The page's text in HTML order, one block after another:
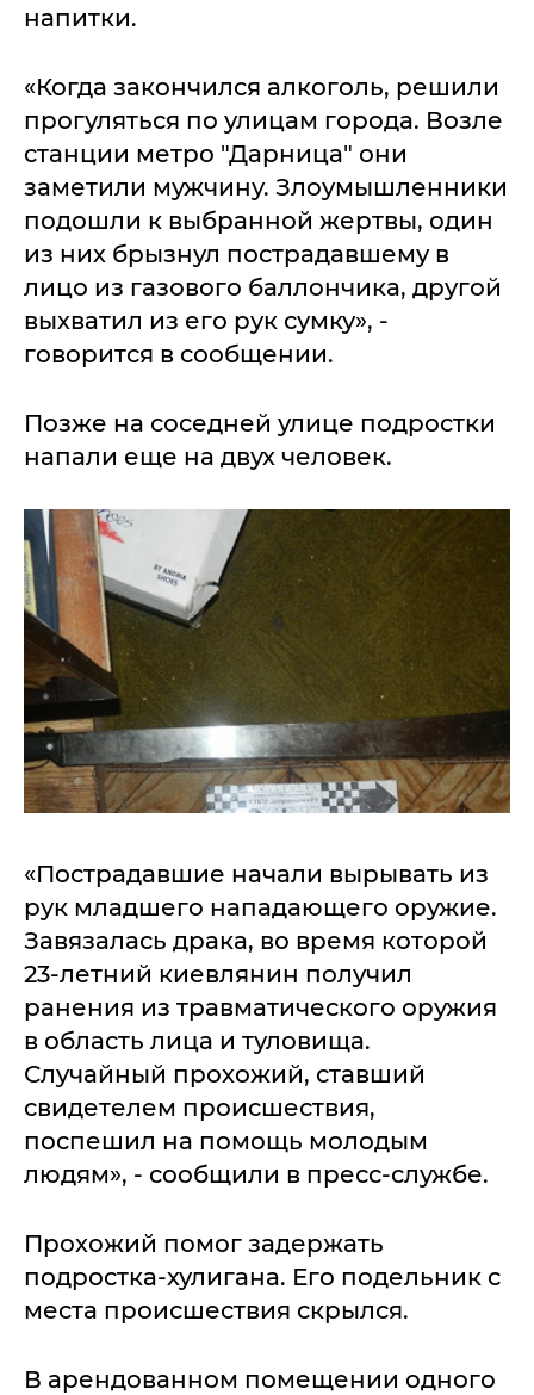
напитки.
«Когда закончился алкоголь, решили
прогуляться по улицам города. Возле
станции метро "Дарница" они
заметили мужчину. Злоумышленники
подошли к выбранной жертвы, один
из них брызнул пострадавшему в
лицо из газового баллончика, другой
выхватил из его рук сумку», -
говорится в сообщении.
Позже на соседней улице подростки
напали еще на двух человек.
«Пострадавшие начали вырывать из
рук младшего нападающего оружие.
Завязалась драка, во время которой
23-летний киевлянин получил
ранения из травматического оружия
в область лица и туловища.
Случайный прохожий, ставший
свидетелем происшествия,
поспешил на помощь молодым
людям», - сообщили в пресс-службе.
Прохожий помог задержать
подростка-хулигана. Его подельник с
места происшествия скрылся.
В арендованном помещении одного